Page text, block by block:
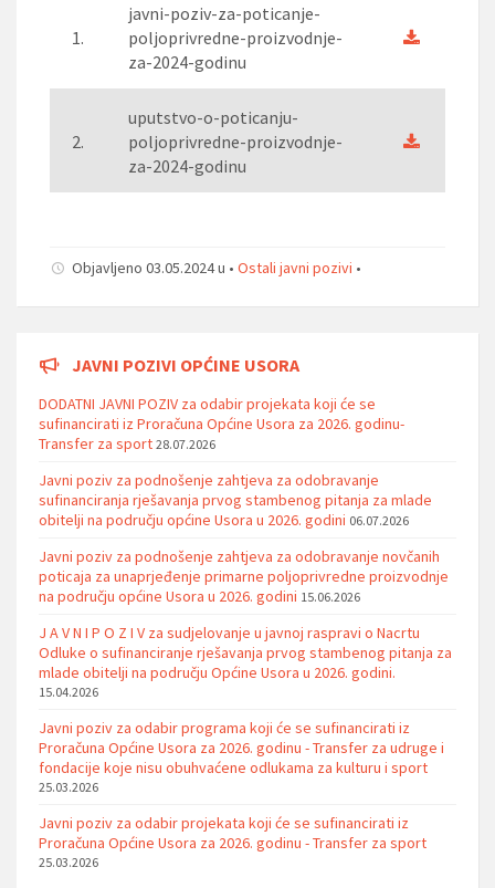
1.
javni-poziv-za-poticanje-
poljoprivredne-proizvodnje-
za-2024-godinu
2.
uputstvo-o-poticanju-
poljoprivredne-proizvodnje-
za-2024-godinu
Objavljeno 03.05.2024 u • Ostali javni pozivi •
JAVNI POZIVI OPĆINE USORA
DODATNI JAVNI POZIV za odabir projekata koji će se
sufinancirati iz Proračuna Općine Usora za 2026. godinu-
Transfer za sport 28.07.2026
Javni poziv za podnošenje zahtjeva za odobravanje
sufinanciranja rješavanja prvog stambenog pitanja za mlade
obitelji na području općine Usora u 2026. godini 06.07.2026
Javni poziv za podnošenje zahtjeva za odobravanje novčanih
poticaja za unaprjeđenje primarne poljoprivredne proizvodnje
na području općine Usora u 2026. godini 15.06.2026
J A V N I P O Z I V za sudjelovanje u javnoj raspravi o Nacrtu
Odluke o sufinanciranje rješavanja prvog stambenog pitanja za
mlade obitelji na području Općine Usora u 2026. godini.
15.04.2026
Javni poziv za odabir programa koji će se sufinancirati iz
Proračuna Općine Usora za 2026. godinu - Transfer za udruge i
fondacije koje nisu obuhvaćene odlukama za kulturu i sport
25.03.2026
Javni poziv za odabir projekata koji će se sufinancirati iz
Proračuna Općine Usora za 2026. godinu - Transfer za sport
25.03.2026